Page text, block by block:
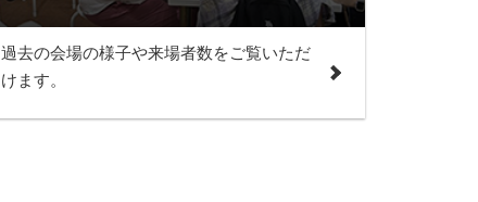
過去の会場の様子や来場者数をご覧いただ
けます。